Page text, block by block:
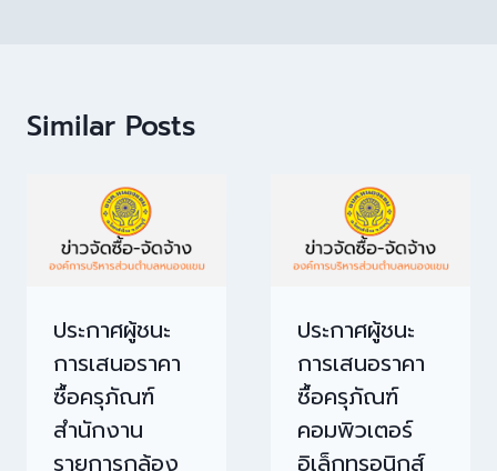
Similar Posts
ประกาศผู้ชนะ
การเสนอราคา
ซื้อครุภัณฑ์
สำนักงาน
รายการกล้อง
ประกาศผู้ชนะ
การเสนอราคา
ซื้อครุภัณฑ์
คอมพิวเตอร์
อิเล็กทรอนิกส์